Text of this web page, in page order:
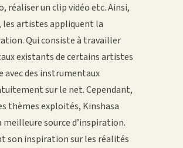
réaliser un clip vidéo etc. Ainsi,
les artistes appliquent la
Qui consiste à travailler
existants de certains artistes
avec des instrumentaux
sur le net. Cependant,
thèmes exploités, Kinshasa
source d’inspiration.
son inspiration sur les réalités